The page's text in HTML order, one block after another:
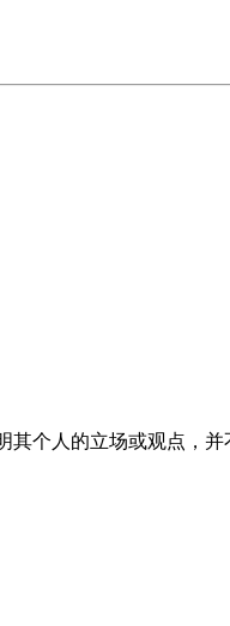
个人的立场或观点，